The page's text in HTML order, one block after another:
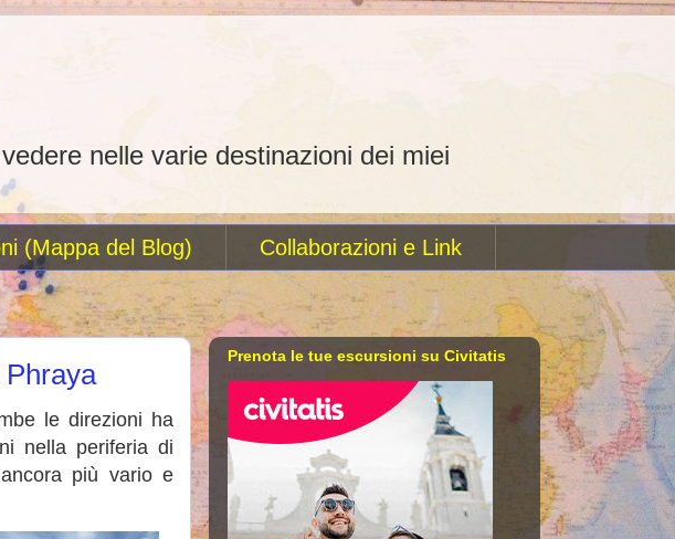
nelle varie destinazioni dei miei
(Mappa del Blog) Collaborazioni e Link
le direzioni ha
nella periferia di
più vario e
Prenota le tue escursioni su Civitatis